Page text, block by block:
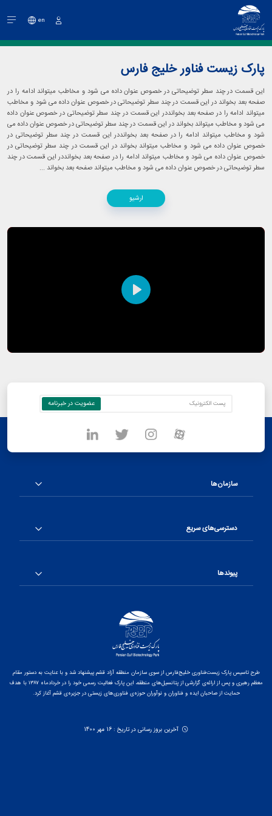
en
پارک زیست فناور خلیج فارس
این قسمت در چند سطر توضیحاتی در خصوص عنوان داده می شود و مخاطب ميتواند ادامه را در
صفحه بعد بخواند در این قسمت در چند سطر توضیحاتی در خصوص عنوان داده می شود و مخاطب
ميتواند ادامه را در صفحه بعد بخوانددر این قسمت در چند سطر توضیحاتی در خصوص عنوان داده
می شود و مخاطب ميتواند بخواند در این قسمت در چند سطر توضیحاتی در خصوص عنوان داده می
شود و مخاطب ميتواند ادامه را در صفحه بعد بخوانددر این قسمت در چند سطر توضیحاتی در
خصوص عنوان داده می شود و مخاطب ميتواند بخواند در این قسمت در چند سطر توضیحاتی در
خصوص عنوان داده می شود و مخاطب ميتواند ادامه را در صفحه بعد بخوانددر این قسمت در چند
سطر توضیحاتی در خصوص عنوان داده می شود و مخاطب ميتواند صفحه بعد بخواند ...
ارشیو
Play
سازمان‌ها
دسترسی‌های سریع
پیوندها
طرح تاسیس پارک زیست‌فناوری خلیج‌فارس از سوی سازمان منطقه آزاد قشم پیشنهاد شد و با عنایت به دستور مقام
معظم رهبری و پس از ارائه‌ی گزارشی از پتانسیل‌های منطقه، این پارک فعالیت رسمی خود را در خردادماه ۱۳۸۷ با هدف
حمایت از صاحبان ایده و فناوران و نوآوران حوزه‌ی فناوری‌های زیستی در جزیره‌ی قشم آغاز کرد.
آخرین بروز رسانی در تاریخ : 16 مهر 1400